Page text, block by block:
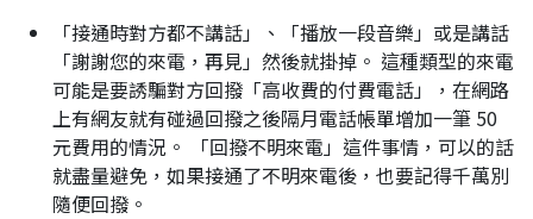
「接通時對方都不講話」、「播放一段音樂」或是講話
「謝謝您的來電，再見」然後就掛掉。 這種類型的來電
可能是要誘騙對方回撥「高收費的付費電話」，在網路
上有網友就有碰過回撥之後隔月電話帳單增加一筆 50
元費用的情況。 「回撥不明來電」這件事情，可以的話
就盡量避免，如果接通了不明來電後，也要記得千萬別
隨便回撥。